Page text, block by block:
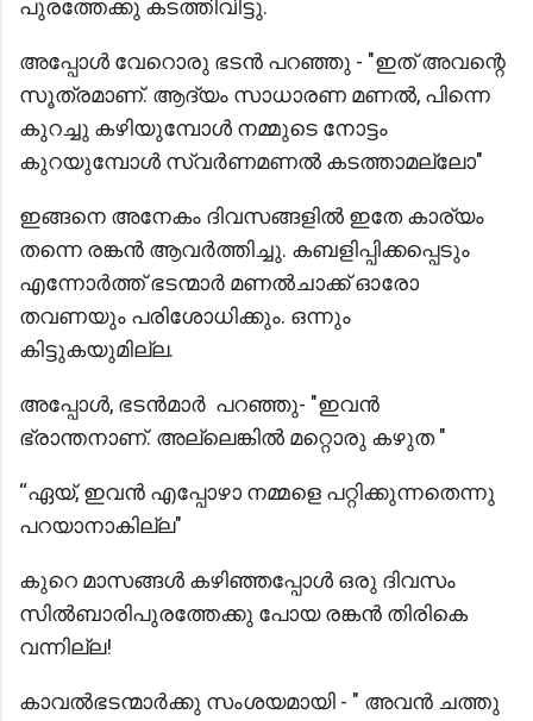
പുരത്തേക്കു കടത്തിവിട്ടു.
അപ്പോൾ വേറൊരു ഭടൻ പറഞ്ഞു - "ഇത് അവന്റെ
സൂത്രമാണ്. ആദ്യം സാധാരണ മണൽ, പിന്നെ
കുറച്ചു കഴിയുമ്പോൾ നമ്മുടെ നോട്ടം
കുറയുമ്പോൾ സ്വർണമണൽ കടത്താമല്ലോ"
ഇങ്ങനെ അനേകം ദിവസങ്ങളിൽ ഇതേ കാര്യം
തന്നെ രങ്കൻ ആവർത്തിച്ചു. കബളിപ്പിക്കപ്പെടും
എന്നോർത്ത് ഭടന്മാർ മണല്‍ചാക്ക് ഓരോ
തവണയും പരിശോധിക്കും. ഒന്നും
കിട്ടുകയുമില്ല.
അപ്പോൾ, ഭടൻമാര്‍ പറഞ്ഞു- "ഇവൻ
ഭ്രാന്തനാണ്. അല്ലെങ്കിൽ മറ്റൊരു കഴുത "
“ഏയ്‌, ഇവന്‍ എപ്പോഴാ നമ്മളെ പറ്റിക്കുന്നതെന്നു
പറയാനാകില്ല"
കുറെ മാസങ്ങൾ കഴിഞ്ഞപ്പോൾ ഒരു ദിവസം
സിൽബാരിപുരത്തേക്കു പോയ രങ്കൻ തിരികെ
വന്നില്ല!
കാവൽഭടന്മാർക്കു സംശയമായി - " അവൻ ചത്തു